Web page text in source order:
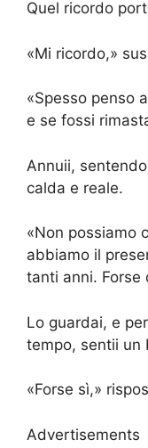
Quel ricordo
«Mi ricordo,»
«Spesso penso
e se fossi
Annuii,
calda e reale.
«Non possiamo
abbiamo il
tanti anni. Forse
Lo guardai, e
tempo, sentii un
«Forse sì,»
Advertisements